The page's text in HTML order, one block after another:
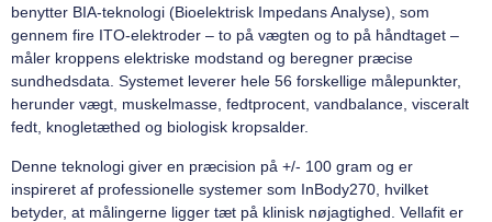
benytter BIA-teknologi (Bioelektrisk Impedans Analyse), som
gennem fire ITO-elektroder – to på vægten og to på håndtaget –
måler kroppens elektriske modstand og beregner præcise
sundhedsdata. Systemet leverer hele 56 forskellige målepunkter,
herunder vægt, muskelmasse, fedtprocent, vandbalance, visceralt
fedt, knogletæthed og biologisk kropsalder.
Denne teknologi giver en præcision på +/- 100 gram og er
inspireret af professionelle systemer som InBody270, hvilket
betyder, at målingerne ligger tæt på klinisk nøjagtighed. Vellafit er